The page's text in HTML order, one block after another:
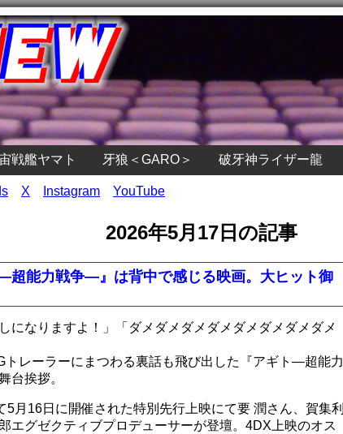
戦艦ヤマト 牙狼＜GARO＞ 破牙神ライザー龍
X Instagram YouTube
2026年5月17日の記事
超能力戦争―』は背中で感じる映画。大ヒット御
になりますよ！」「ダメダメダメダメダメダメダメダメ
トレーラーにまつわる裏話も飛び出した『アギト―超能力
台挨拶。
月16日に開催された特別先行上映にて要 潤さん、賀集利
エグゼクティブプロデューサーが登壇。4DX上映のオス